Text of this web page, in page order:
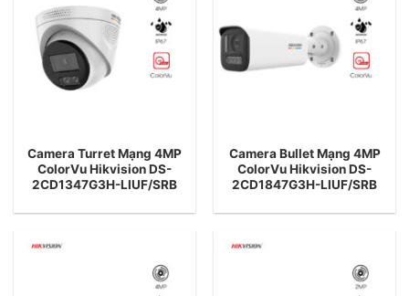
Camera Turret Mạng 4MP
ColorVu Hikvision DS-
2CD1347G3H-LIUF/SRB
Camera Bullet Mạng 4MP
ColorVu Hikvision DS-
2CD1847G3H-LIUF/SRB